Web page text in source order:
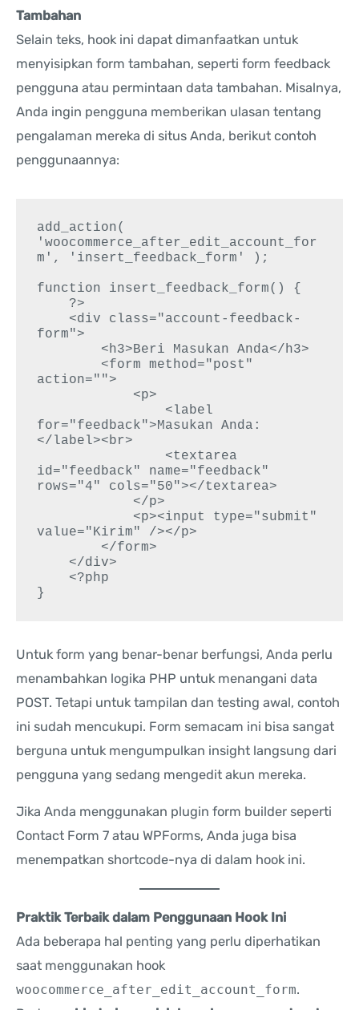
Tambahan
Selain teks, hook ini dapat dimanfaatkan untuk
menyisipkan form tambahan, seperti form feedback
pengguna atau permintaan data tambahan. Misalnya,
Anda ingin pengguna memberikan ulasan tentang
pengalaman mereka di situs Anda, berikut contoh
penggunaannya:
add_action(
'woocommerce_after_edit_account_for
m', 'insert_feedback_form' );
function insert_feedback_form() {
form">
action="">
for="feedback">Masukan Anda:
</label><br>
id="feedback" name="feedback"
rows="4" cols="50"></textarea>
value="Kirim" /></p>
Untuk form yang benar-benar berfungsi, Anda perlu
menambahkan logika PHP untuk menangani data
POST. Tetapi untuk tampilan dan testing awal, contoh
ini sudah mencukupi. Form semacam ini bisa sangat
berguna untuk mengumpulkan insight langsung dari
pengguna yang sedang mengedit akun mereka.
Jika Anda menggunakan plugin form builder seperti
Contact Form 7 atau WPForms, Anda juga bisa
menempatkan shortcode-nya di dalam hook ini.
Praktik Terbaik dalam Penggunaan Hook Ini
Ada beberapa hal penting yang perlu diperhatikan
saat menggunakan hook
woocommerce_after_edit_account_form.